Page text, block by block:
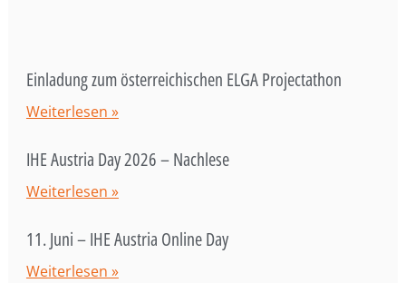
Einladung zum österreichischen ELGA Projectathon
Weiterlesen »
IHE Austria Day 2026 – Nachlese
Weiterlesen »
11. Juni – IHE Austria Online Day
Weiterlesen »